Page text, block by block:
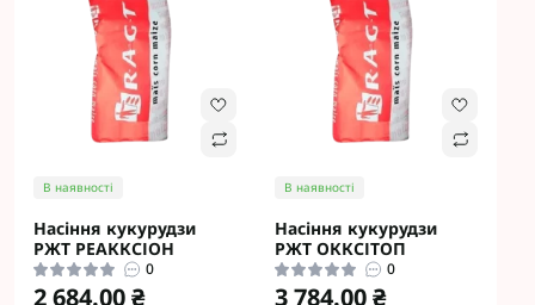
В наявності
Насіння кукурудзи
РЖТ РЕАККСІОН
0
2 684.00 ₴
В наявності
Насіння кукурудзи
РЖТ ОККСІТОП
0
3 784.00 ₴